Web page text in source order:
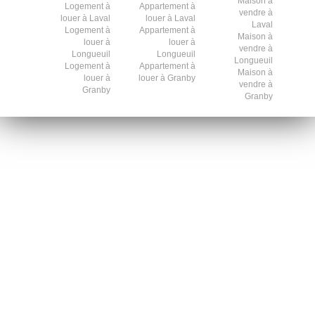
Logement à
louer à Laval
Logement à
louer à
Longueuil
Logement à
louer à
Granby
Appartement à
louer à Laval
Appartement à
louer à
Longueuil
Appartement à
louer à Granby
vendre à
Laval
Maison à
vendre à
Longueuil
Maison à
vendre à
Granby